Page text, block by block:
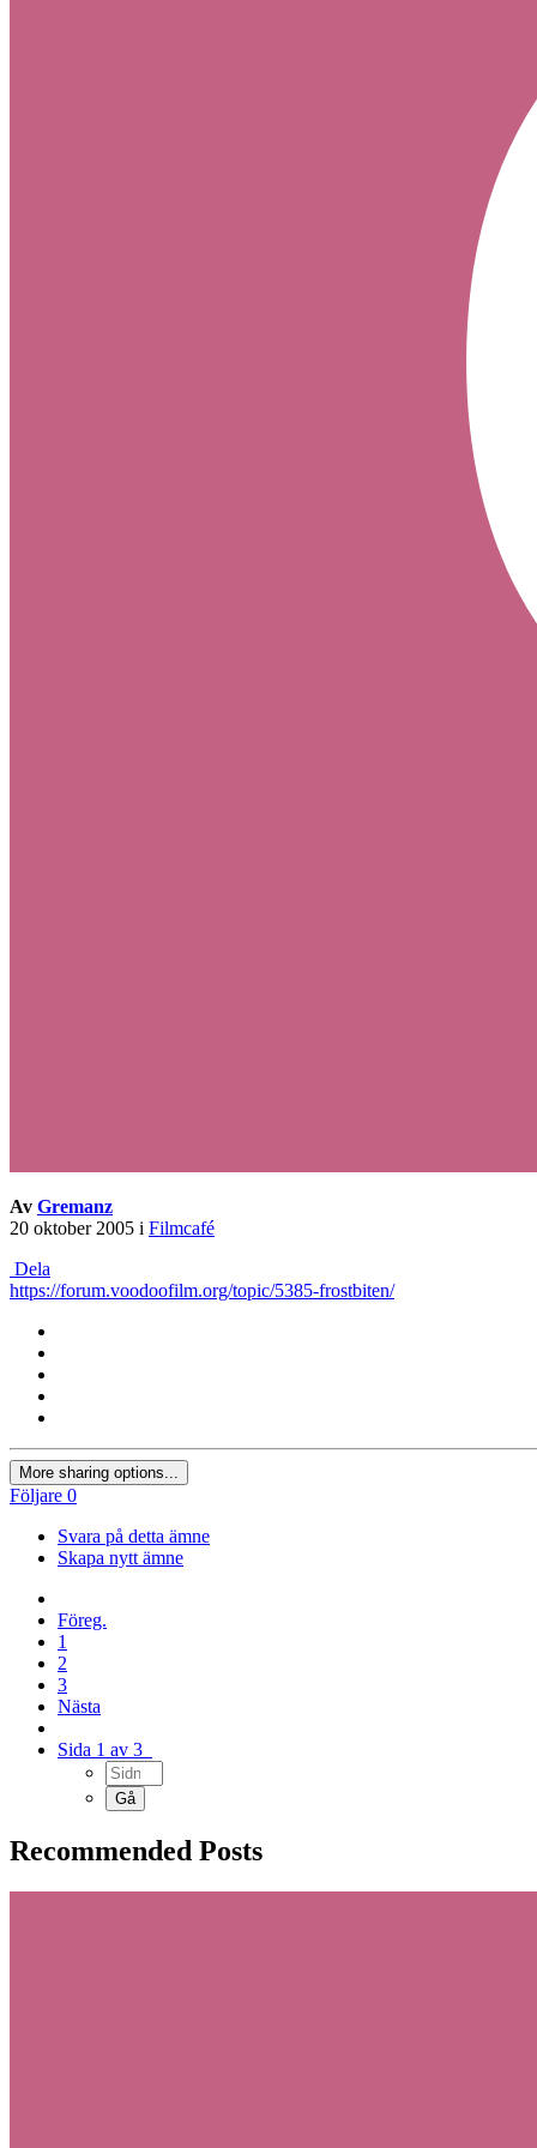
Av Gremanz
20 oktober 2005 i Filmcafé
Dela
https://forum.voodoofilm.org/topic/5385-frostbiten/
More sharing options...
Följare 0
Svara på detta ämne
Skapa nytt ämne
Föreg.
1
2
3
Nästa
Sida 1 av 3
Recommended Posts